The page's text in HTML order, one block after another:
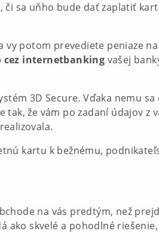
sa uňho bude dať zaplatiť
potom prevediete peniaze
internetbanking vašej
3D Secure. Vďaka nemu
že vám po zadaní údajov z
kartu k bežnému,
na vás predtým, než
ako skvelé a pohodlné